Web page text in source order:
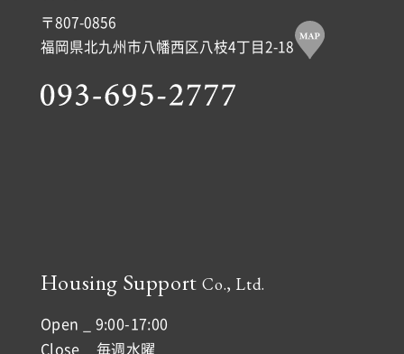
インフォメーション
〒807-0856
福岡県北九州市八幡西区八枝4丁目2-18
Housing SupportCo., Ltd.
Open _ 9:00-17:00
Close _ 毎週水曜